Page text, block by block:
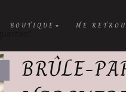
BOUTIQUE ME
BRÛLE-